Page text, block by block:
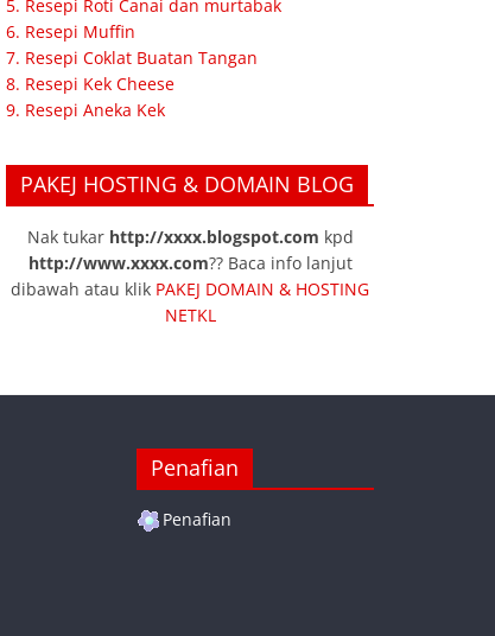
5. Resepi Roti Canai dan murtabak
6. Resepi Muffin
7. Resepi Coklat Buatan Tangan
8. Resepi Kek Cheese
9. Resepi Aneka Kek
PAKEJ HOSTING & DOMAIN BLOG
Nak tukar http://xxxx.blogspot.com kpd
http://www.xxxx.com?? Baca info lanjut
dibawah atau klik PAKEJ DOMAIN & HOSTING
NETKL
Penafian
Penafian